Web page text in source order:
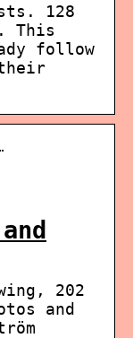
128
This
follow
202
and